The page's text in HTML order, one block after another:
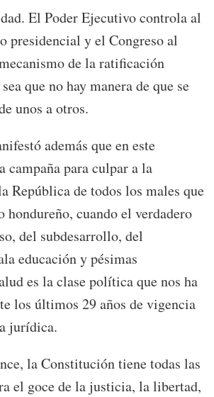
El Poder Ejecutivo controla al
presidencial y el Congreso al
de la ratificación
que no hay manera de que se
unos a otros.
además que en este
campaña para culpar a la
República de todos los males que
hondureño, cuando el verdadero
del subdesarrollo, del
educación y pésimas
es la clase política que nos ha
los últimos 29 años de vigencia
jurídica.
la Constitución tiene todas las
el goce de la justicia, la libertad,